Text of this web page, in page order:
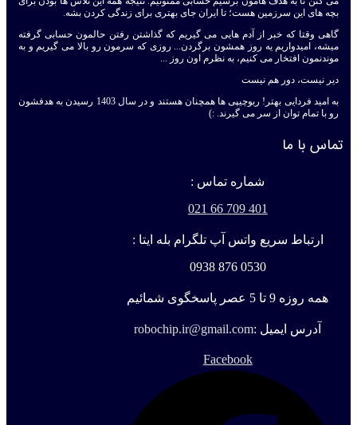
بچه های این سرزمین هست؛ تا ایران جای بهتری برای زندگی کردن بشه.
گاهی وقتا که خبر از آدم هایی می گیریم که گذاشتن رفتن حالمون حسابی گرفته
میشه، امیدواریم یه روز همشون برگردن... روزی که سرمون رو بالا می گیریم و به
موندنمون افتخار می کنیم، به نظرم اون روز ...
دیر نیست، دور هم نیست
به امید فردایی بهتر! ربوچیپی ها همچنان هستند و در سال 1403 رسیدن به هدفشون
رو با تمام توان از سر می گیرند. :)
تماس با ما
شماره تماس :
401 709 66 021
ارتباط سریع واتس آپ تلگرام بله ایتا :
0530 876 0938
همه روزه 9 تا 5 عصر پاسخگوی شمائیم
آدرس ایمیل :robochip.ir@gmail.com
Facebook